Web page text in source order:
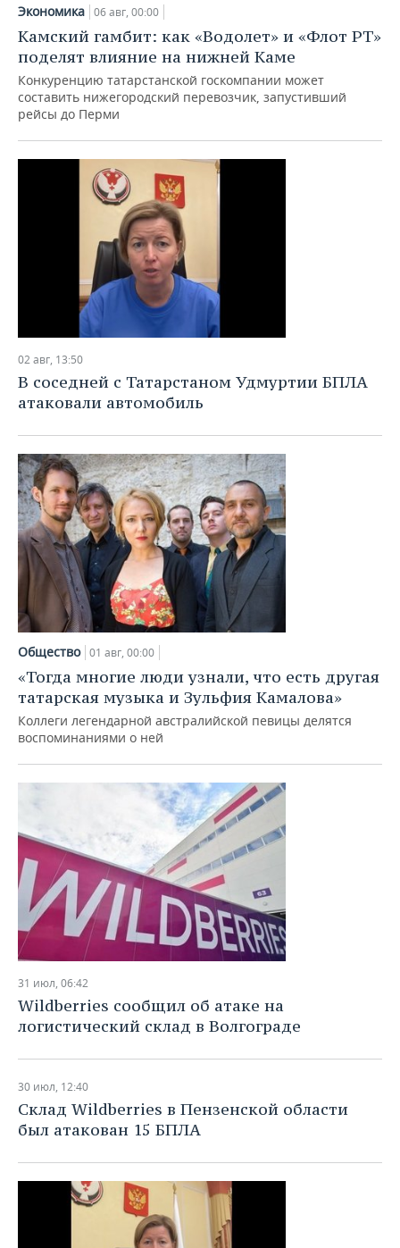
НЕФТЕХИМИЯ
НЕФТЬ
ОПК
РОЗНИЧНАЯ ТОРГОВЛЯ
ТРАНСПОРТ
УСЛУГИ
НОВОСТИ ТЕХНОЛОГИЙ
IT
МЕДИА
ТЕЛЕКОММУНИКАЦИИ
МЕРОПРИЯТИЯ
НОВОСТИ МЕРОПРИЯТИЙ
ВЫЕЗДНАЯ РЕДАКЦИЯ
БИЗНЕС-БРАНЧИ
ONLINE-КОНФЕРЕНЦИИ
ОТКРЫТАЯ ЛЕКЦИЯ
СПОРТ
НОВОСТИ СПОРТА
ФУТБОЛ
БАСКЕТБОЛ
ВОЛЕЙБОЛ
КИБЕРСПОРТ
ФИГУРНОЕ КАТАНИЕ
ВОДНЫЕ ВИДЫ СПОРТА
ОБЩЕСТВО
НОВОСТИ ОБЩЕСТВА
ИНФРАСТРУКТУРА
ИСТОРИЯ
КУЛЬТУРА
МЕДИЦИНА
ОБРАЗОВАНИЕ
ФОТОГАЛЕРЕЯ
СПРАВОЧНИК
СПИСОК ПЕРСОН
СПИСОК КОМПАНИЙ
ПОЛНАЯ ВЕРСИЯ
Экономика 06 авг, 00:00
Камский гамбит: как «Водолет» и «Флот РТ»
поделят влияние на нижней Каме
Конкуренцию татарстанской госкомпании может
составить нижегородский перевозчик, запустивший
рейсы до Перми
02 авг, 13:50
В соседней с Татарстаном Удмуртии БПЛА
атаковали автомобиль
Общество 01 авг, 00:00
«Тогда многие люди узнали, что есть другая
татарская музыка и Зульфия Камалова»
Коллеги легендарной австралийской певицы делятся
воспоминаниями о ней
31 июл, 06:42
Wildberries сообщил об атаке на
логистический склад в Волгограде
30 июл, 12:40
Склад Wildberries в Пензенской области
был атакован 15 БПЛА